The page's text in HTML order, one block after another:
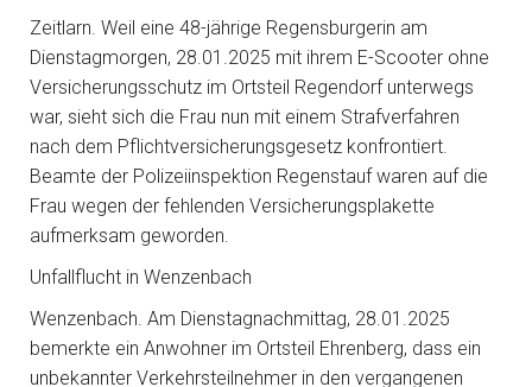
Metzgerei Hummel: Aktuelles
Wochenangebot!
maxhütte-haidhof
Zeitlarn. Weil eine 48-jährige Regensburgerin am
Dienstagmorgen, 28.01.2025 mit ihrem E-Scooter ohne
Versicherungsschutz im Ortsteil Regendorf unterwegs
war, sieht sich die Frau nun mit einem Strafverfahren
nach dem Pflichtversicherungsgesetz konfrontiert.
Beamte der Polizeiinspektion Regenstauf waren auf die
Frau wegen der fehlenden Versicherungsplakette
aufmerksam geworden.
Unfallflucht in Wenzenbach
Wenzenbach. Am Dienstagnachmittag, 28.01.2025
bemerkte ein Anwohner im Ortsteil Ehrenberg, dass ein
unbekannter Verkehrsteilnehmer in den vergangenen